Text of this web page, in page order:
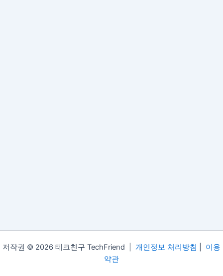
저작권 © 2026 테크친구 TechFriend | 개인정보 처리방침
이용
약관